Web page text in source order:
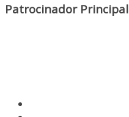
Patrocinador Principal